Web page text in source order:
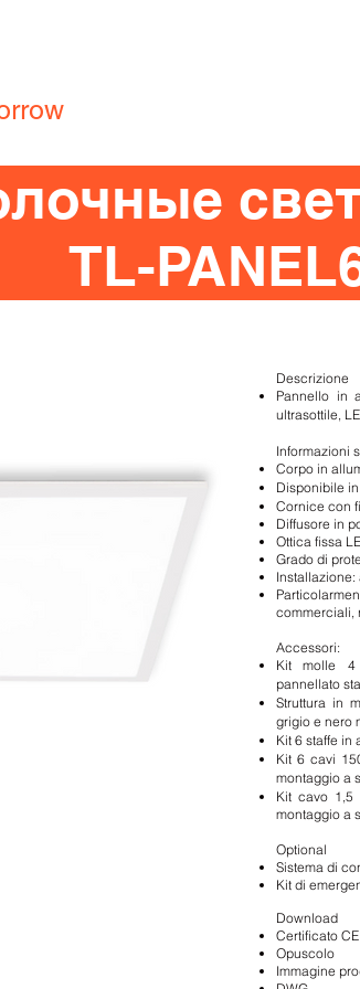
TL-
Descrizione
Pannello in
ultrasottile,
Informazioni
Corpo in
Disponibile
Cornice con
Diffusore in
Ottica fissa
Grado di
commerciali,
Accessori:
Kit molle
pannellato
Struttura in
grigio e nero
Kit 6 staffe in
Kit 6 cavi
montaggio a
Kit cavo 1,5
montaggio a
Optional
Sistema di
Kit di
Download
Certificato CE
Opuscolo
Immagine